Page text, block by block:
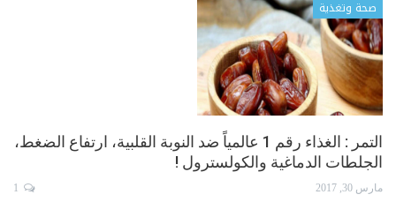
صحة وتغذية
التمر : الغذاء رقم 1 عالمياً ضد النوبة القلبية، ارتفاع الضغط،
الجلطات الدماغية والكولسترول !
مارس 30, 2017